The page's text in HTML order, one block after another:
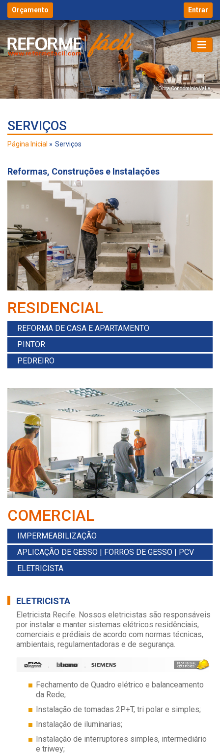
Orçamento Entrar
Obra Condomínio Valle
SERVIÇOS
Página Inicial Serviços
Reformas, Construções e Instalações
RESIDENCIAL
REFORMA DE CASA E APARTAMENTO
PINTOR
PEDREIRO
COMERCIAL
IMPERMEABILIZAÇÃO
APLICAÇÃO DE GESSO | FORROS DE GESSO | PCV
ELETRICISTA
ELETRICISTA
Eletricista Recife. Nossos eletricistas são responsáveis
por instalar e manter sistemas elétricos residênciais,
comerciais e prédiais de acordo com normas técnicas,
ambientais, regulamentadoras e de segurança.
Fechamento de Quadro elétrico e balanceamento
da Rede;
Instalação de tomadas 2P+T, tri polar e simples;
Instalação de iluminarias;
Instalação de interruptores simples, intermediário
e triwey;